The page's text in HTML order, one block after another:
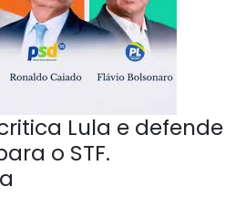
Lula e defende
o STF.